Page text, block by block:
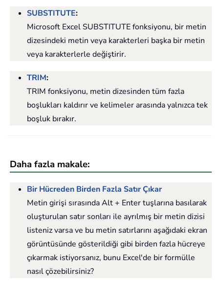
SUBSTITUTE:
Microsoft Excel SUBSTITUTE fonksiyonu, bir metin
dizesindeki metin veya karakterleri başka bir metin
veya karakterlerle değiştirir.
TRIM:
TRIM fonksiyonu, metin dizesinden tüm fazla
boşlukları kaldırır ve kelimeler arasında yalnızca tek
boşluk bırakır.
Daha fazla makale:
Bir Hücreden Birden Fazla Satır Çıkar
Metin girişi sırasında Alt + Enter tuşlarına basılarak
oluşturulan satır sonları ile ayrılmış bir metin dizisi
listeniz varsa ve bu metin satırlarını aşağıdaki ekran
görüntüsünde gösterildiği gibi birden fazla hücreye
çıkarmak istiyorsanız, bunu Excel'de bir formülle
nasıl çözebilirsiniz?